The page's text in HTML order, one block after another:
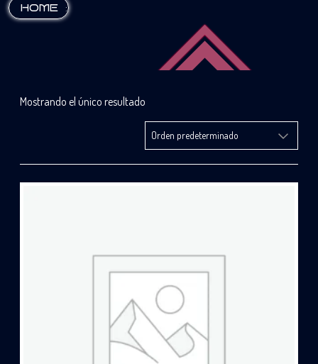
HOME :
Mostrando el único resultado